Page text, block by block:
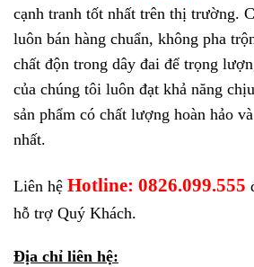
cạnh tranh tốt nhất trên thị trường.
luôn bán hàng chuẩn, không pha
chất độn trong dây đai để trọng
của chúng tôi luôn đạt khả năng
sản phẩm có chất lượng hoàn hảo
nhất.
Liên hệ Hotline: 0826.099.555
hỗ trợ Quý Khách.
Địa chỉ liên hệ: